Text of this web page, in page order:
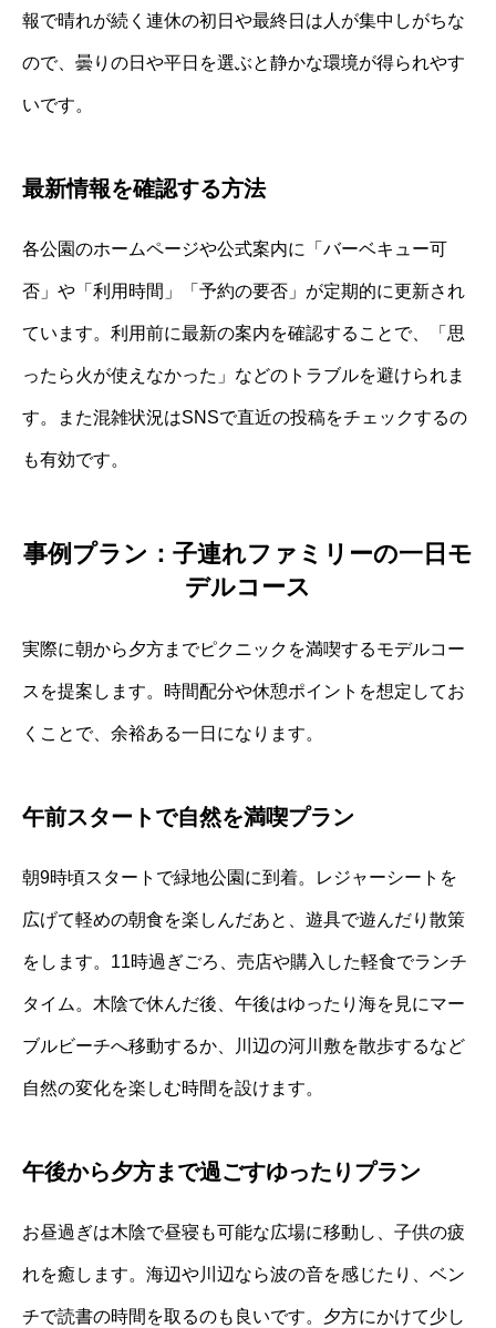
報で晴れが続く連休の初日や最終日は人が集中しがちな
ので、曇りの日や平日を選ぶと静かな環境が得られやす
いです。
最新情報を確認する方法
各公園のホームページや公式案内に「バーベキュー可
否」や「利用時間」「予約の要否」が定期的に更新され
ています。利用前に最新の案内を確認することで、「思
ったら火が使えなかった」などのトラブルを避けられま
す。また混雑状況はSNSで直近の投稿をチェックするの
も有効です。
事例プラン：子連れファミリーの一日モ
デルコース
実際に朝から夕方までピクニックを満喫するモデルコー
スを提案します。時間配分や休憩ポイントを想定してお
くことで、余裕ある一日になります。
午前スタートで自然を満喫プラン
朝9時頃スタートで緑地公園に到着。レジャーシートを
広げて軽めの朝食を楽しんだあと、遊具で遊んだり散策
をします。11時過ぎごろ、売店や購入した軽食でランチ
タイム。木陰で休んだ後、午後はゆったり海を見にマー
ブルビーチへ移動するか、川辺の河川敷を散歩するなど
自然の変化を楽しむ時間を設けます。
午後から夕方まで過ごすゆったりプラン
お昼過ぎは木陰で昼寝も可能な広場に移動し、子供の疲
れを癒します。海辺や川辺なら波の音を感じたり、ベン
チで読書の時間を取るのも良いです。夕方にかけて少し